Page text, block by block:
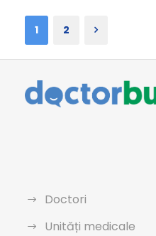
1 2
Doctori
Unități medicale